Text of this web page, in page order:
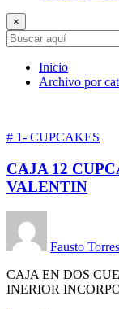
×
Inicio
Archivo por
# 1- CUPCAKES
CAJA 12
VALENTIN
Fausto Torres
CAJA EN DOS
INERIOR